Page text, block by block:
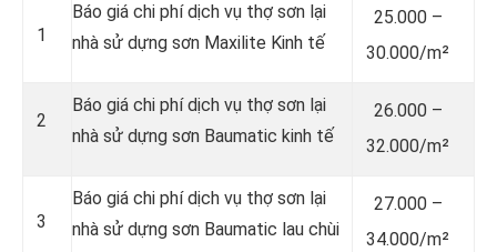
1
Báo giá chi phí dịch vụ thợ sơn lại
nhà sử dựng sơn Maxilite Kinh tế
25.000 –
30.000/m²
2
Báo giá chi phí dịch vụ thợ sơn lại
nhà sử dựng sơn Baumatic kinh tế
26.000 –
32.000/m²
3
Báo giá chi phí dịch vụ thợ sơn lại
nhà sử dựng sơn Baumatic lau chùi
27.000 –
34.000/m²